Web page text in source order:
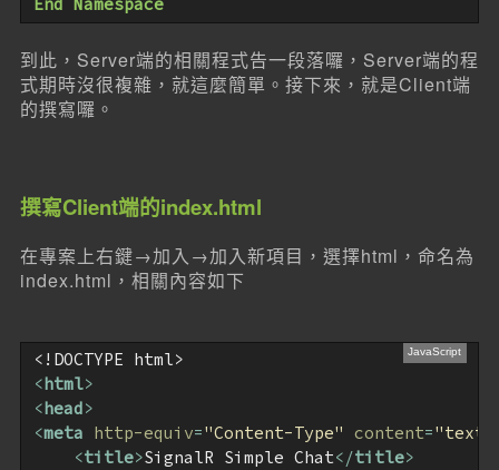
到此，Server端的相關程式告一段落囉，Server端的程
式期時沒很複雜，就這麼簡單。接下來，就是Client端
的撰寫囉。
撰寫Client端的index.html
在專案上右鍵→加入→加入新項目，選擇html，命名為
index.html，相關內容如下
<html>
<head>
<meta http-equiv="Content-Type" content="text/
<title>SignalR Simple Chat</title>